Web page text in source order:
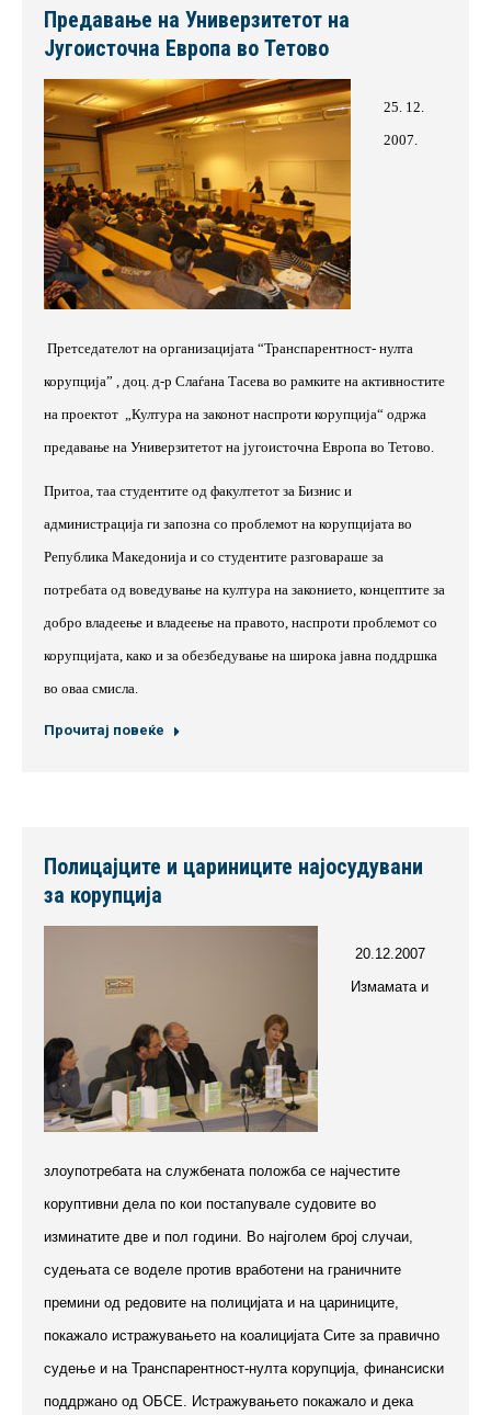
Предавање на Универзитетот на
Југоисточна Европа во Тетово
25. 12.
2007
Претседателот на организацијата “Транспарентност- нулта
корупција”
, доц. д-р Слаѓана Тасева во рамките на активностите
на проектот
„Култура на законот наспроти корупција“ одржа
предавање на Универзитетот на југоисточна Европа во Тетово.
Притоа, таа студентите од факултетот за Бизнис и
администрација ги запозна со проблемот на корупцијата во
Република Македонија и со студентите разговараше за
потребата од воведување на култура на законието, концептите за
добро владеење и владеење на правото, наспроти проблемот со
корупцијата, како и за обезбедување на широка јавна поддршка
во оваа смисла.
Прочитај повеќе
Полицајците и цариниците најосудувани
за корупција
20.12.2007
Измамата и
злоупотребата на службената положба се најчестите
коруптивни дела по кои постапувале судовите во
изминатите две и пол години. Во најголем број случаи,
судењата се воделе против вработени на граничните
премини од редовите на полицијата и на цариниците,
покажало истражувањето на коалицијата Сите за правично
судење и на Транспарентност-нулта корупција, финансиски
поддржано од ОБСЕ. Истражувањето покажало и дека